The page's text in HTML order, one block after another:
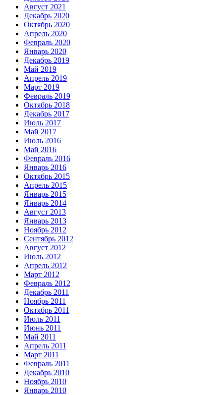
Август 2021
Декабрь 2020
Октябрь 2020
Апрель 2020
Февраль 2020
Январь 2020
Декабрь 2019
Май 2019
Апрель 2019
Март 2019
Февраль 2019
Октябрь 2018
Декабрь 2017
Июль 2017
Май 2017
Июль 2016
Май 2016
Февраль 2016
Январь 2016
Октябрь 2015
Апрель 2015
Январь 2015
Январь 2014
Август 2013
Январь 2013
Ноябрь 2012
Сентябрь 2012
Август 2012
Июль 2012
Апрель 2012
Март 2012
Февраль 2012
Декабрь 2011
Ноябрь 2011
Октябрь 2011
Июль 2011
Июнь 2011
Май 2011
Апрель 2011
Март 2011
Февраль 2011
Декабрь 2010
Ноябрь 2010
Январь 2010